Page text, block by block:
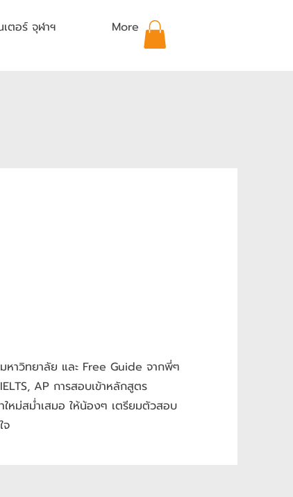
ตอร์ จุฬาฯ More
หาวิทยาลัย และ Free Guide จากพี่ๆ
AP การสอบเข้าหลักสูตร
ใหม่สม่ำเสมอ ให้น้องๆ เตรียมตัวสอบ
จ